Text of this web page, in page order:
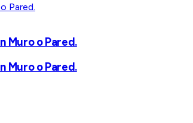
Muro o Pared.
Muro o Pared.